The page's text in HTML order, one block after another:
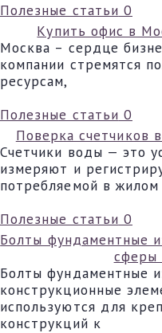
Полезные статьи 0
Купить офис в
Москва – сердце
компании стремятся
ресурсам,
Полезные статьи 0
Поверка счетчиков
Счетчики воды — это
измеряют и
потребляемой в жилом
Полезные статьи 0
Болты фундаментные
сферы
Болты фундаментные
конструкционные
используются для
конструкций к